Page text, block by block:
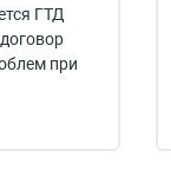
ГТД
при